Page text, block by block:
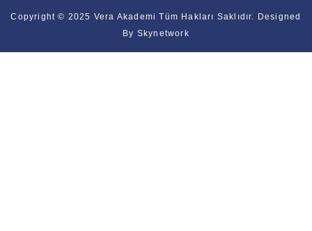
Copyright © 2025 Vera Akademi Tüm Hakları Saklıdır. Designed
By Skynetwork